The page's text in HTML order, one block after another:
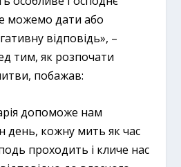
можемо дати або
відповідь», –
тим, як розпочати
побажав:
допоможе нам
день, кожну мить як час
проходить і кличе нас